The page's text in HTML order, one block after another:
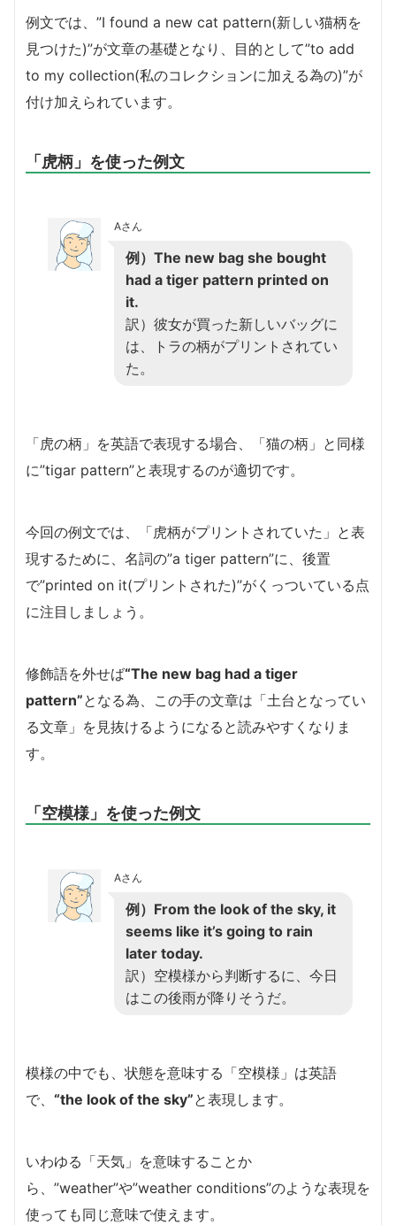
例文では、”I found a new cat pattern(新しい猫柄を
見つけた)”が文章の基礎となり、目的として”to add
to my collection(私のコレクションに加える為の)”が
付け加えられています。
「虎柄」を使った例文
Aさん
例）The new bag she bought
had a tiger pattern printed on
it.
訳）彼女が買った新しいバッグに
は、トラの柄がプリントされてい
た。
「虎の柄」を英語で表現する場合、「猫の柄」と同様
に”tigar pattern”と表現するのが適切です。
今回の例文では、「虎柄がプリントされていた」と表
現するために、名詞の”a tiger pattern”に、後置
で”printed on it(プリントされた)”がくっついている点
に注目しましょう。
修飾語を外せば“The new bag had a tiger
pattern”となる為、この手の文章は「土台となってい
る文章」を見抜けるようになると読みやすくなりま
す。
「空模様」を使った例文
Aさん
例）From the look of the sky, it
seems like it’s going to rain
later today.
訳）空模様から判断するに、今日
はこの後雨が降りそうだ。
模様の中でも、状態を意味する「空模様」は英語
で、 “the look of the sky”と表現します。
いわゆる「天気」を意味することか
ら、”weather”や”weather conditions”のような表現を
使っても同じ意味で使えます。